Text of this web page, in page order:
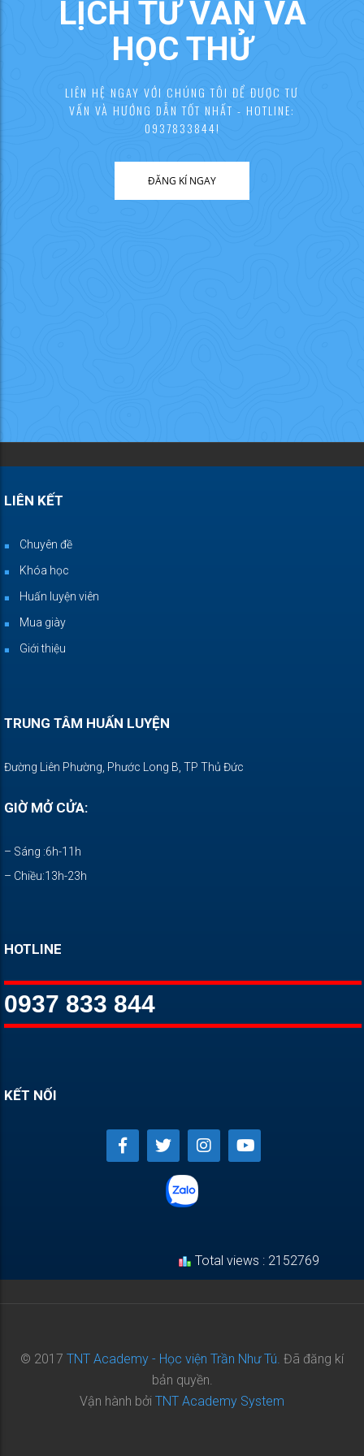
LỊCH TƯ VẤN VÀ
HỌC THỬ
LIÊN HỆ NGAY VỚI CHÚNG TÔI ĐỂ ĐƯỢC TƯ
VẤN VÀ HƯỚNG DẪN TỐT NHẤT - HOTLINE:
0937833844!
ĐĂNG KÍ NGAY
LIÊN KẾT
Chuyên đề
Khóa học
Huấn luyện viên
Mua giày
Giới thiệu
TRUNG TÂM HUẤN LUYỆN
Đường Liên Phường, Phước Long B, TP Thủ Đức
GIỜ MỞ CỬA:
– Sáng :6h-11h
– Chiều:13h-23h
HOTLINE
0937 833 844
KẾT NỐI
Total views : 2152769
© 2017 TNT Academy - Học viện Trần Như Tú. Đã đăng kí
bản quyền.
Vận hành bởi TNT Academy System